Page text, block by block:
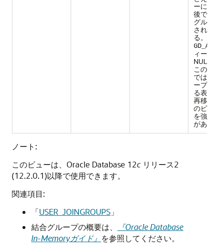
ーに移
後で、
グルー
される
る。こ
ィール
NULL
このよ
では、
ープの
る表の
再移入
のビュ
を強制
がある
ノート:
このビューは、Oracle Database 12c リリース2
(12.2.0.1)以降で使用できます。
関連項目:
「USER_JOINGROUPS 」
結合グループの概要は、
『Oracle Database
In-Memoryガイド』 を参照してください。